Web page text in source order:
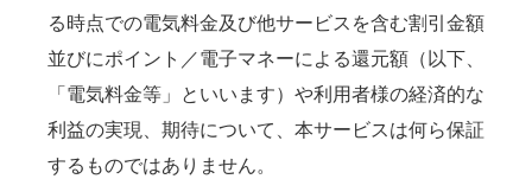
る時点での電気料金及び他サービスを含む割引金額
並びにポイント／電子マネーによる還元額（以下、
「電気料金等」といいます）や利用者様の経済的な
利益の実現、期待について、本サービスは何ら保証
するものではありません。